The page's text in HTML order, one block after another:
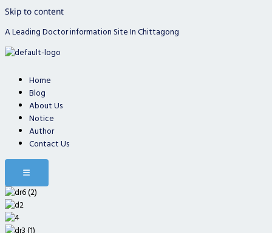
Skip to content
A Leading Doctor information Site In Chittagong
Home
Blog
About Us
Notice
Author
Contact Us
Hamburger Toggle Menu